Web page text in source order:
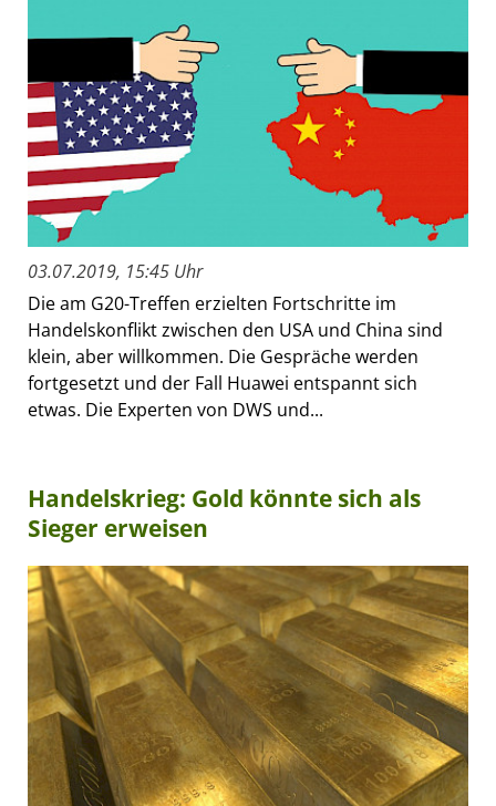
03.07.2019, 15:45 Uhr
Die am G20-Treffen erzielten Fortschritte im
Handelskonflikt zwischen den USA und China sind
klein, aber willkommen. Die Gespräche werden
fortgesetzt und der Fall Huawei entspannt sich
etwas. Die Experten von DWS und...
Handelskrieg: Gold könnte sich als
Sieger erweisen